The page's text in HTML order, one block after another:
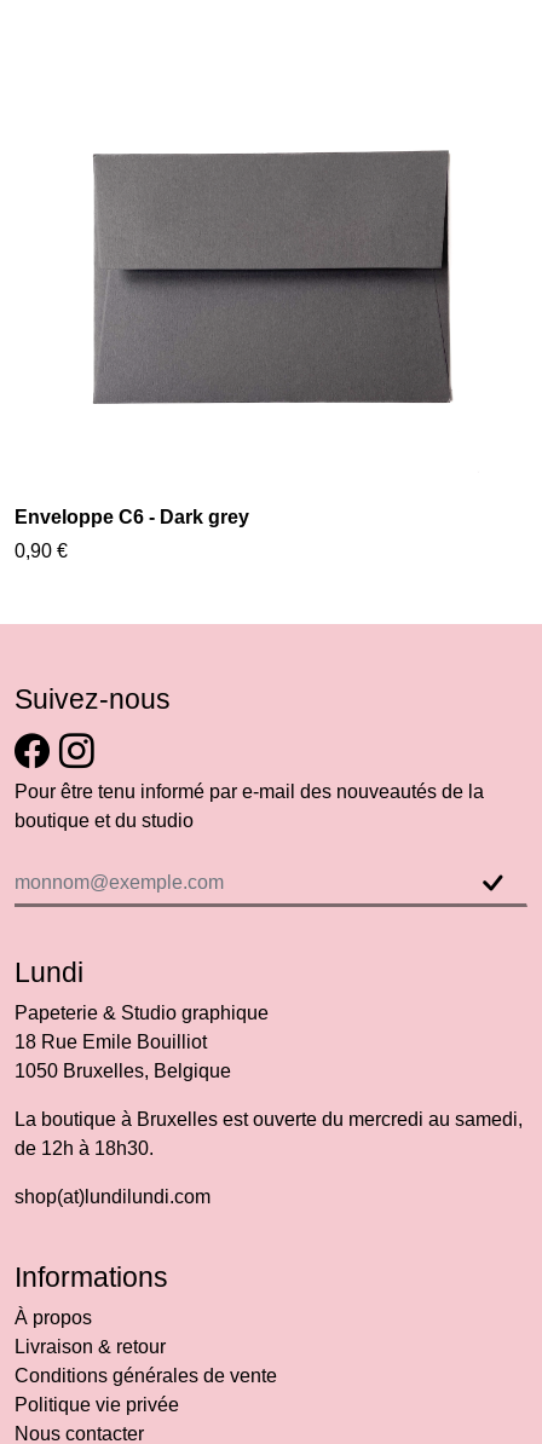
Enveloppe C6 - Dark grey
0,90 €
Suivez-nous
Pour être tenu informé par e-mail des nouveautés de la
boutique et du studio
Lundi
Papeterie & Studio graphique
18 Rue Emile Bouilliot
1050 Bruxelles, Belgique
La boutique à Bruxelles est ouverte du mercredi au samedi,
de 12h à 18h30.
shop(at)lundilundi.com
Informations
À propos
Livraison & retour
Conditions générales de vente
Politique vie privée
Nous contacter